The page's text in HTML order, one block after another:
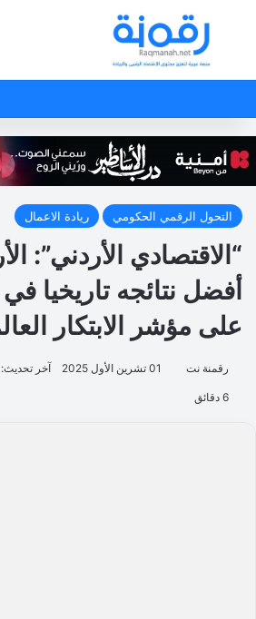
بحث عن
التحول الرقمي الحكومي ريادة الاعمال
“الاقتصادي الأردني”:
على مؤشر الابتكار
رقمنة نت 01 تشرين الأول 2025 آخر تحديث: 01 أكتوبر 2025